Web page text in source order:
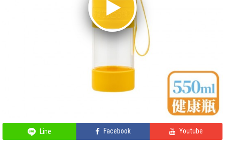
Line Facebook Youtube